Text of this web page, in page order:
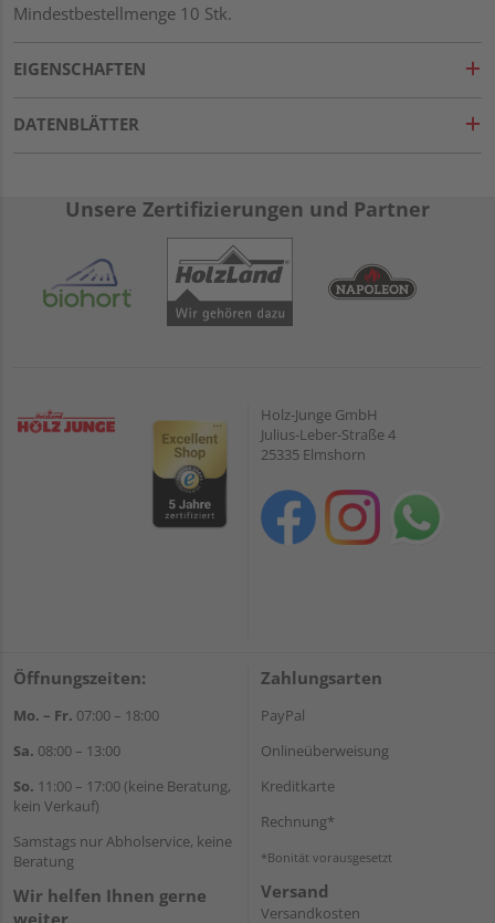
Mindestbestellmenge 10 Stk.
EIGENSCHAFTEN
DATENBLÄTTER
Unsere Zertifizierungen und Partner
Holz-Junge GmbH
Julius-Leber-Straße 4
25335 Elmshorn
Öffnungszeiten:
Mo. – Fr. 07:00 – 18:00
Sa. 08:00 – 13:00
So. 11:00 – 17:00 (keine Beratung,
kein Verkauf)
Samstags nur Abholservice, keine
Beratung
Wir helfen Ihnen gerne
weiter
Zahlungsarten
PayPal
Onlineüberweisung
Kreditkarte
Rechnung*
*Bonität vorausgesetzt
Versand
Versandkosten